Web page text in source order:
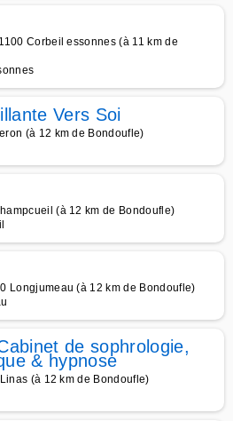
Corbeil essonnes (à 11 km de
Vers Soi
(à 12 km de Bondoufle)
(à 12 km de Bondoufle)
Longjumeau (à 12 km de Bondoufle)
de sophrologie,
& hypnose
(à 12 km de Bondoufle)